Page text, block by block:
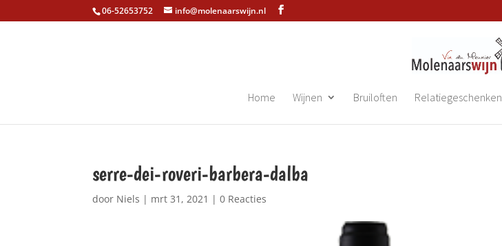
06-52653752 info@molenaarswijn.nl
Home Wijnen Bruiloften Relatiegeschenken
serre-dei-roveri-barbera-dalba
door Niels | mrt 31, 2021 |0 Reacties